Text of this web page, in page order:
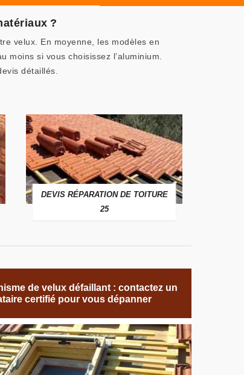
?
velux. En moyenne, les modèles en
si vous choisissez l’aluminium.
détaillés.
DEVIS RÉPARATION DE TOITURE
25
de velux défaillant : contactez un
certifié pour vous dépanner